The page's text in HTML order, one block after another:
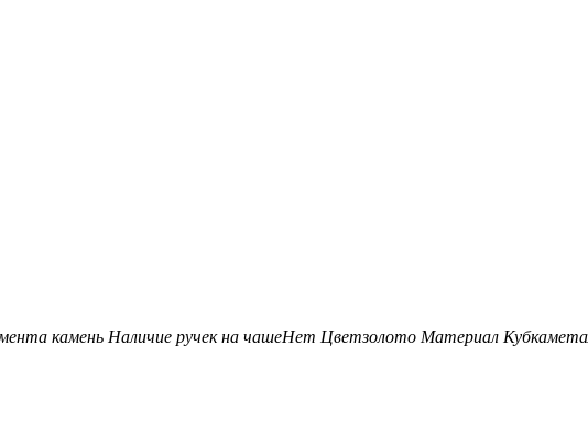
камень Наличие ручек на чашеНет Цветзолото Материал Кубка